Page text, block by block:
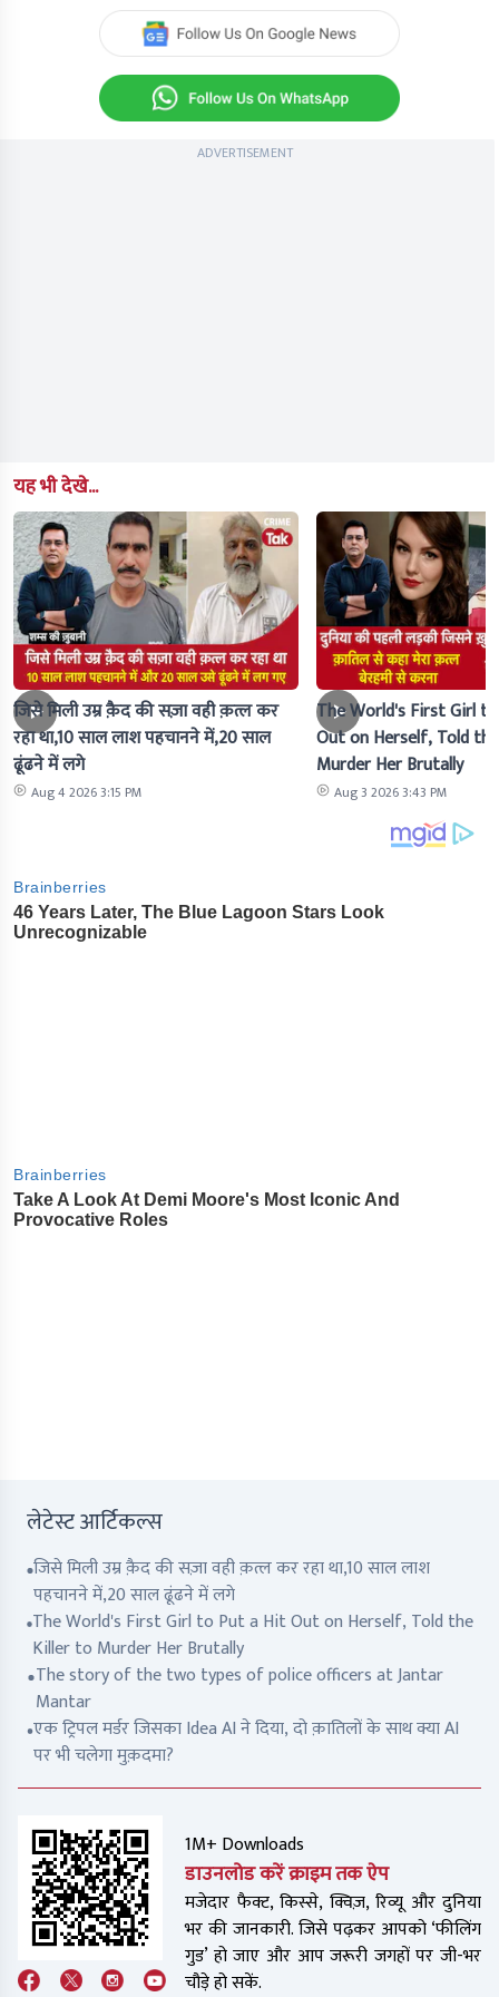
ADVERTISEMENT
यह भी देखे...
जिसे मिली उम्र क़ैद की सज़ा वही क़त्ल कर
रहा था,10 साल लाश पहचानने में,20 साल
ढूंढने में लगे
Aug 4 2026 3:15 PM
The World's First Girl
Out on Herself, Told
Murder Her Brutally
Aug 3 2026 3:43 PM
लेटेस्ट आर्टिकल्स
जिसे मिली उम्र क़ैद की सज़ा वही क़त्ल कर रहा था,10 साल लाश
पहचानने में,20 साल ढूंढने में लगे
The World's First Girl to Put a Hit Out on Herself, Told the
Killer to Murder Her Brutally
The story of the two types of police officers at Jantar
Mantar
एक ट्रिपल मर्डर जिसका Idea AI ने दिया, दो क़ातिलों के साथ क्या AI
पर भी चलेगा मुक़दमा?
1M+ Downloads
डाउनलोड करें क्राइम तक ऐप
मजेदार फैक्ट, किस्से, क्विज़, रिव्यू और दुनिया
भर की जानकारी. जिसे पढ़कर आपको ‘फीलिंग
गुड’ हो जाए और आप जरूरी जगहों पर जी-भर
चौड़े हो सकें.